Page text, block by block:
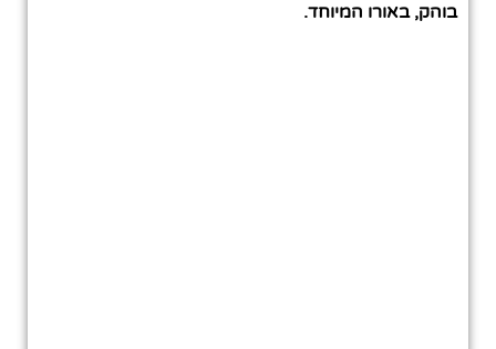
בוהק, באורו המיוחד.